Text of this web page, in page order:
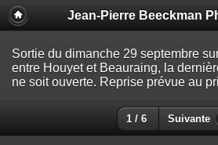
Jean-Pierre Beeckman
Sortie du dimanche 29 septembre
entre Houyet et Beauraing, la
ne soit ouverte. Reprise prévue au
1 / 6 Suivante